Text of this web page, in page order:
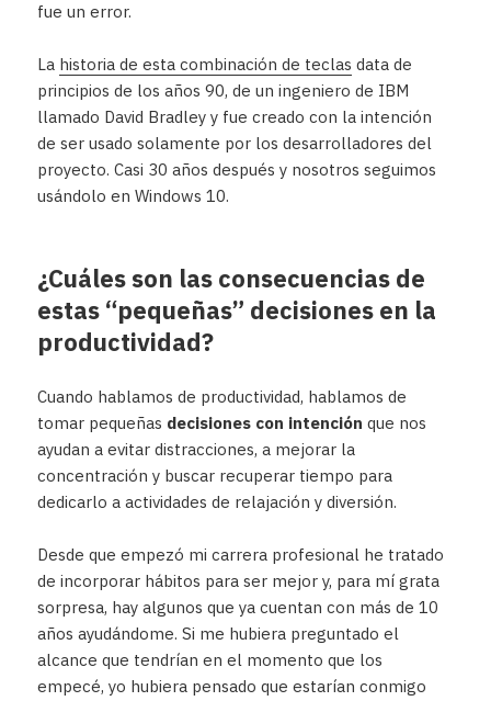
fue un error.
La historia de esta combinación de teclas data de
principios de los años 90, de un ingeniero de IBM
llamado David Bradley y fue creado con la intención
de ser usado solamente por los desarrolladores del
proyecto. Casi 30 años después y nosotros seguimos
usándolo en Windows 10.
¿Cuáles son las consecuencias de
estas “pequeñas” decisiones en la
productividad?
Cuando hablamos de productividad, hablamos de
tomar pequeñas decisiones con intención que nos
ayudan a evitar distracciones, a mejorar la
concentración y buscar recuperar tiempo para
dedicarlo a actividades de relajación y diversión.
Desde que empezó mi carrera profesional he tratado
de incorporar hábitos para ser mejor y, para mí grata
sorpresa, hay algunos que ya cuentan con más de 10
años ayudándome. Si me hubiera preguntado el
alcance que tendrían en el momento que los
empecé, yo hubiera pensado que estarían conmigo